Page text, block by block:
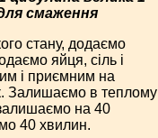
смаження
стану, додаємо
яйця, сіль і
і приємним на
Залишаємо в теплому
на 40
40 хвилин.